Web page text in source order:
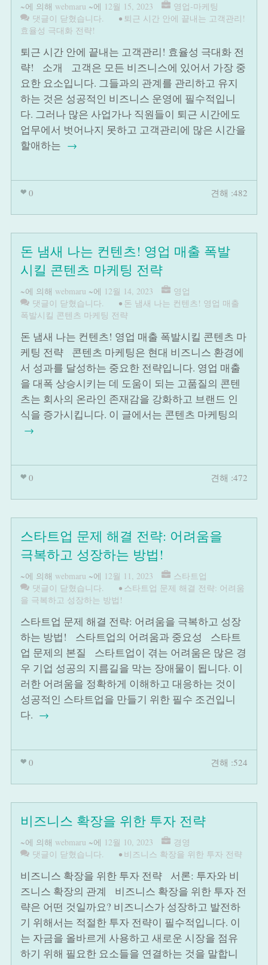
~에 의해 webmaru ~에 12월 15, 2023
영업-마케팅
댓글이 닫혔습니다.
• 퇴근 시간 안에 끝내는 고객관리!
효율성 극대화 전략!
퇴근 시간 안에 끝내는 고객관리! 효율성 극대화 전
략! 소개 고객은 모든 비즈니스에 있어서 가장 중
요한 요소입니다. 그들과의 관계를 관리하고 유지
하는 것은 성공적인 비즈니스 운영에 필수적입니
다. 그러나 많은 사업가나 직원들이 퇴근 시간에도
업무에서 벗어나지 못하고 고객관리에 많은 시간을
할애하는 →
0 견해 :482
돈 냄새 나는 컨텐츠! 영업 매출 폭발
시킬 콘텐츠 마케팅 전략
~에 의해 webmaru ~에 12월 14, 2023
영업
댓글이 닫혔습니다.
• 돈 냄새 나는 컨텐츠! 영업 매출
폭발시킬 콘텐츠 마케팅 전략
돈 냄새 나는 컨텐츠! 영업 매출 폭발시킬 콘텐츠 마
케팅 전략 콘텐츠 마케팅은 현대 비즈니스 환경에
서 성과를 달성하는 중요한 전략입니다. 영업 매출
을 대폭 상승시키는 데 도움이 되는 고품질의 콘텐
츠는 회사의 온라인 존재감을 강화하고 브랜드 인
식을 증가시킵니다. 이 글에서는 콘텐츠 마케팅의
→
0 견해 :472
스타트업 문제 해결 전략: 어려움을
극복하고 성장하는 방법!
~에 의해 webmaru ~에 12월 11, 2023
스타트업
댓글이 닫혔습니다.
• 스타트업 문제 해결 전략: 어려움
을 극복하고 성장하는 방법!
스타트업 문제 해결 전략: 어려움을 극복하고 성장
하는 방법! 스타트업의 어려움과 중요성 스타트
업 문제의 본질 스타트업이 겪는 어려움은 많은 경
우 기업 성공의 지름길을 막는 장애물이 됩니다. 이
러한 어려움을 정확하게 이해하고 대응하는 것이
성공적인 스타트업을 만들기 위한 필수 조건입니
다. →
0 견해 :524
비즈니스 확장을 위한 투자 전략
~에 의해 webmaru ~에 12월 10, 2023
경영
댓글이 닫혔습니다.
• 비즈니스 확장을 위한 투자 전략
비즈니스 확장을 위한 투자 전략 서론: 투자와 비
즈니스 확장의 관계 비즈니스 확장을 위한 투자 전
략은 어떤 것일까요? 비즈니스가 성장하고 발전하
기 위해서는 적절한 투자 전략이 필수적입니다. 이
는 자금을 올바르게 사용하고 새로운 시장을 점유
하기 위해 필요한 요소들을 연결하는 것을 말합니